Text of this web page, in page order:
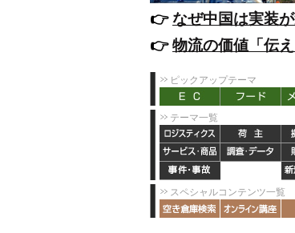
👉️なぜ中国は実装
👉️物流の価値「伝
ピックアップテーマ
テーマ一覧
スペシャルコンテンツ一覧